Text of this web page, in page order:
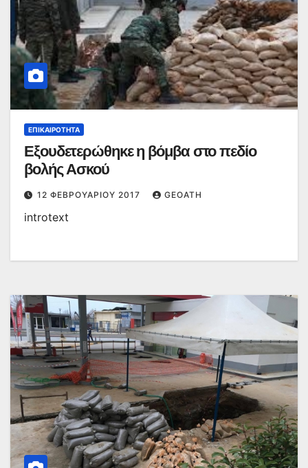
ΕΠΙΚΑΙΡΌΤΗΤΑ
Εξουδετερώθηκε η βόμβα στο πεδίο
βολής Ασκού
12 ΦΕΒΡΟΥΑΡΊΟΥ 2017 GEOATH
introtext